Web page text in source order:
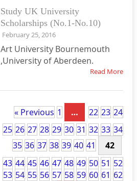
Study UK University
Scholarships (No.1-No.10)
February 25, 2016
Art University Bournemouth
,University of Aberdeen.
Read More
« Previous 1 … 22 23 24
25 26 27 28 29 30 31 32 33 34
35 36 37 38 39 40 41
42
43 44 45 46 47 48 49 50 51 52
53 54 55 56 57 58 59 60 61 62